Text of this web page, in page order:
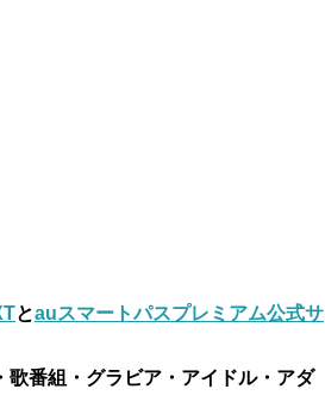
とauスマートパスプレミアム公式サ
番組・グラビア・アイドル・アダ